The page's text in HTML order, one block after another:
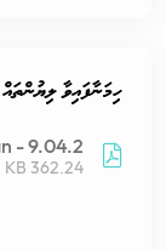
ހިމަނާފައިވާ ލިޔުންތައް
- 9.04.2...
362.24 KB